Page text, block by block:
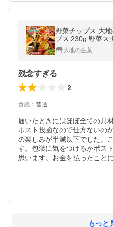
野菜チップス 大
プス 230g 野菜ス
まみ 非常食 爆買
レゼント
大地の生菓
残念すぎる
2
食感 ： 普通
届いたときにはほぼ全ての具
ポスト投函なので仕方ないの
の楽しみが半減以下でした。
す。包装に気をつけるかポス
思います。お金を払ったこと
もっと